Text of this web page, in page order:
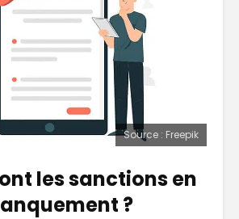
Source : Freepik
les sanctions en
?